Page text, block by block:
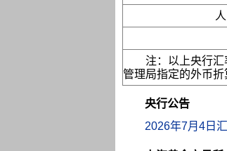
注：以上央行
管理局指定的外币折
央行公告
2026年7月4日